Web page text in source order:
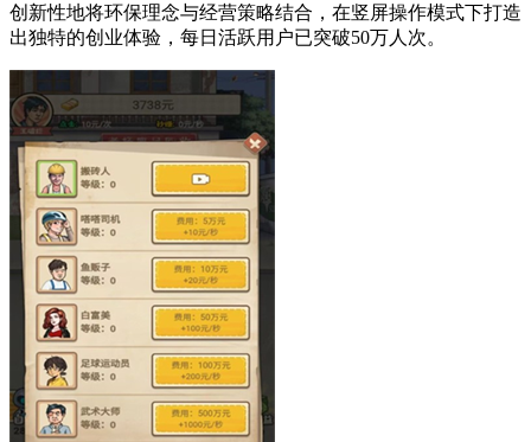
创新性地将环保理念与经营策略结合，在竖屏操作模式下打造
出独特的创业体验，每日活跃用户已突破50万人次。